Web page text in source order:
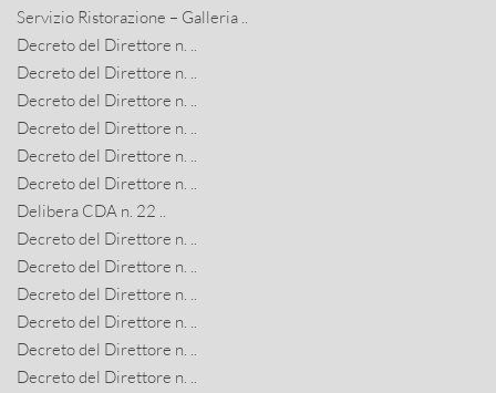
Servizio Ristorazione – Galleria ..
Decreto del Direttore n. ..
Decreto del Direttore n. ..
Decreto del Direttore n. ..
Decreto del Direttore n. ..
Decreto del Direttore n. ..
Decreto del Direttore n. ..
Delibera CDA n. 22 ..
Decreto del Direttore n. ..
Decreto del Direttore n. ..
Decreto del Direttore n. ..
Decreto del Direttore n. ..
Decreto del Direttore n. ..
Decreto del Direttore n. ..